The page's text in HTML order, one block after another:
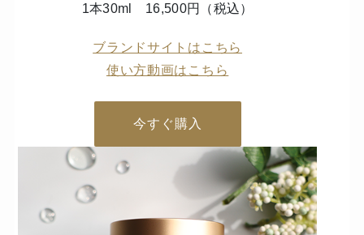
1本30ml 16,500円（税込）
ブランドサイトはこちら
使い方動画はこちら
今すぐ購入